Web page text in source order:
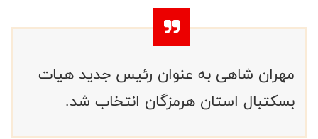
مهران شاهی به عنوان رئیس جدید هیات
بسکتبال استان هرمزگان انتخاب شد.